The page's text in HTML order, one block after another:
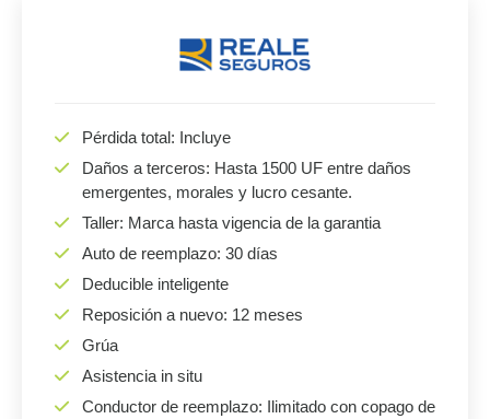
Pérdida total: Incluye
Daños a terceros: Hasta 1500 UF entre daños
emergentes, morales y lucro cesante.
Taller: Marca hasta vigencia de la garantia
Auto de reemplazo: 30 días
Deducible inteligente
Reposición a nuevo: 12 meses
Grúa
Asistencia in situ
Conductor de reemplazo: Ilimitado con copago de